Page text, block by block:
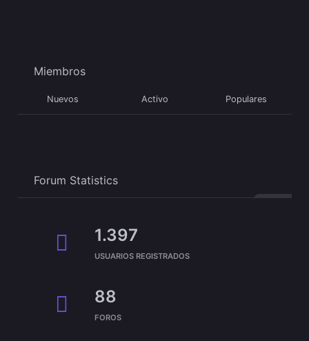
Miembros
Nuevos Activo Populares
Forum Statistics
1.397
USUARIOS REGISTRADOS
88
FOROS